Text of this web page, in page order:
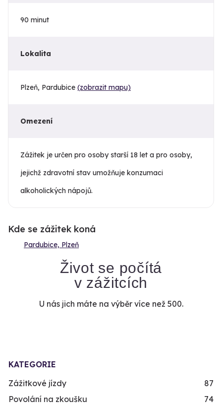
90 minut
Lokalita
Plzeň, Pardubice (zobrazit mapu)
Omezení
Zážitek je určen pro osoby starší 18 let a pro osoby,
jejichž zdravotní stav umožňuje konzumaci
alkoholických nápojů.
Kde se zážitek koná
Pardubice, Plzeň
Život se počítá
v zážitcích
U nás jich máte na výběr více než 500.
KATEGORIE
Zážitkové jízdy
87
Povolání na zkoušku
74